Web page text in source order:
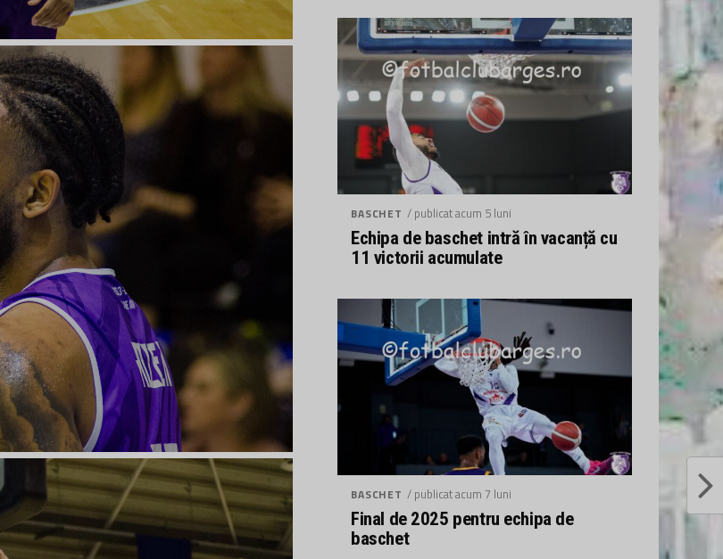
BASCHET / publicat acum 5 luni
Echipa de baschet intră în vacanță cu
11 victorii acumulate
BASCHET / publicat acum 7 luni
Final de 2025 pentru echipa de
baschet